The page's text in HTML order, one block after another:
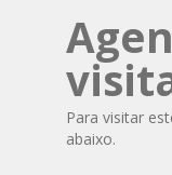
Para visitar
abaixo.